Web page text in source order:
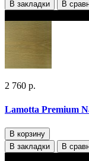
В закладки
В
2 760 р.
Lamotta Premium
В корзину
В закладки
В